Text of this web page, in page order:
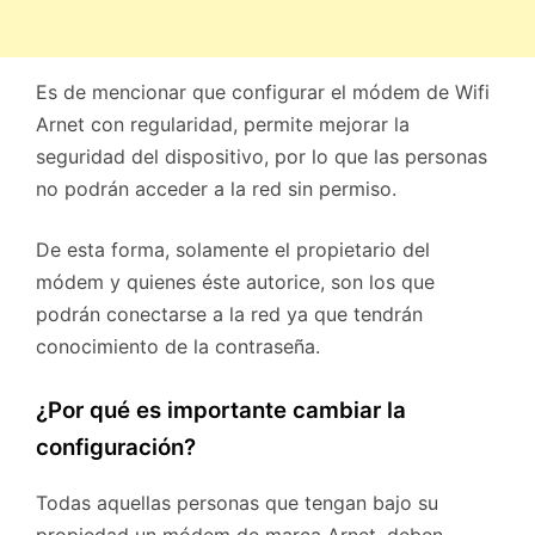
Es de mencionar que configurar el módem de Wifi
Arnet con regularidad, permite mejorar la
seguridad del dispositivo, por lo que las personas
no podrán acceder a la red sin permiso.
De esta forma, solamente el propietario del
módem y quienes éste autorice, son los que
podrán conectarse a la red ya que tendrán
conocimiento de la contraseña.
¿Por qué es importante cambiar la
configuración?
Todas aquellas personas que tengan bajo su